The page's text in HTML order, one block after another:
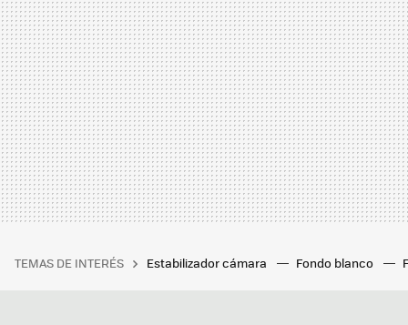
TEMAS DE INTERÉS Estabilizador cámara Fondo blanco